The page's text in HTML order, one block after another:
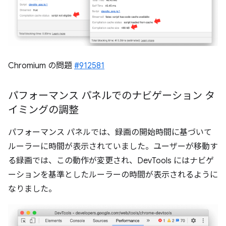
Chromium の問題 #912581
パフォーマンス パネルでのナビゲーション タ
イミングの調整
パフォーマンス パネルでは、録画の開始時間に基づいて
ルーラーに時間が表示されていました。ユーザーが移動す
る録画では、この動作が変更され、DevTools にはナビゲ
ーションを基準としたルーラーの時間が表示されるように
なりました。